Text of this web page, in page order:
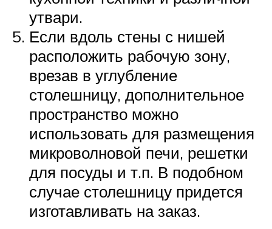
утвари.
Если вдоль стены с нишей
расположить рабочую зону,
врезав в углубление
столешницу, дополнительное
пространство можно
использовать для размещения
микроволновой печи, решетки
для посуды и т.п. В подобном
случае столешницу придется
изготавливать на заказ.